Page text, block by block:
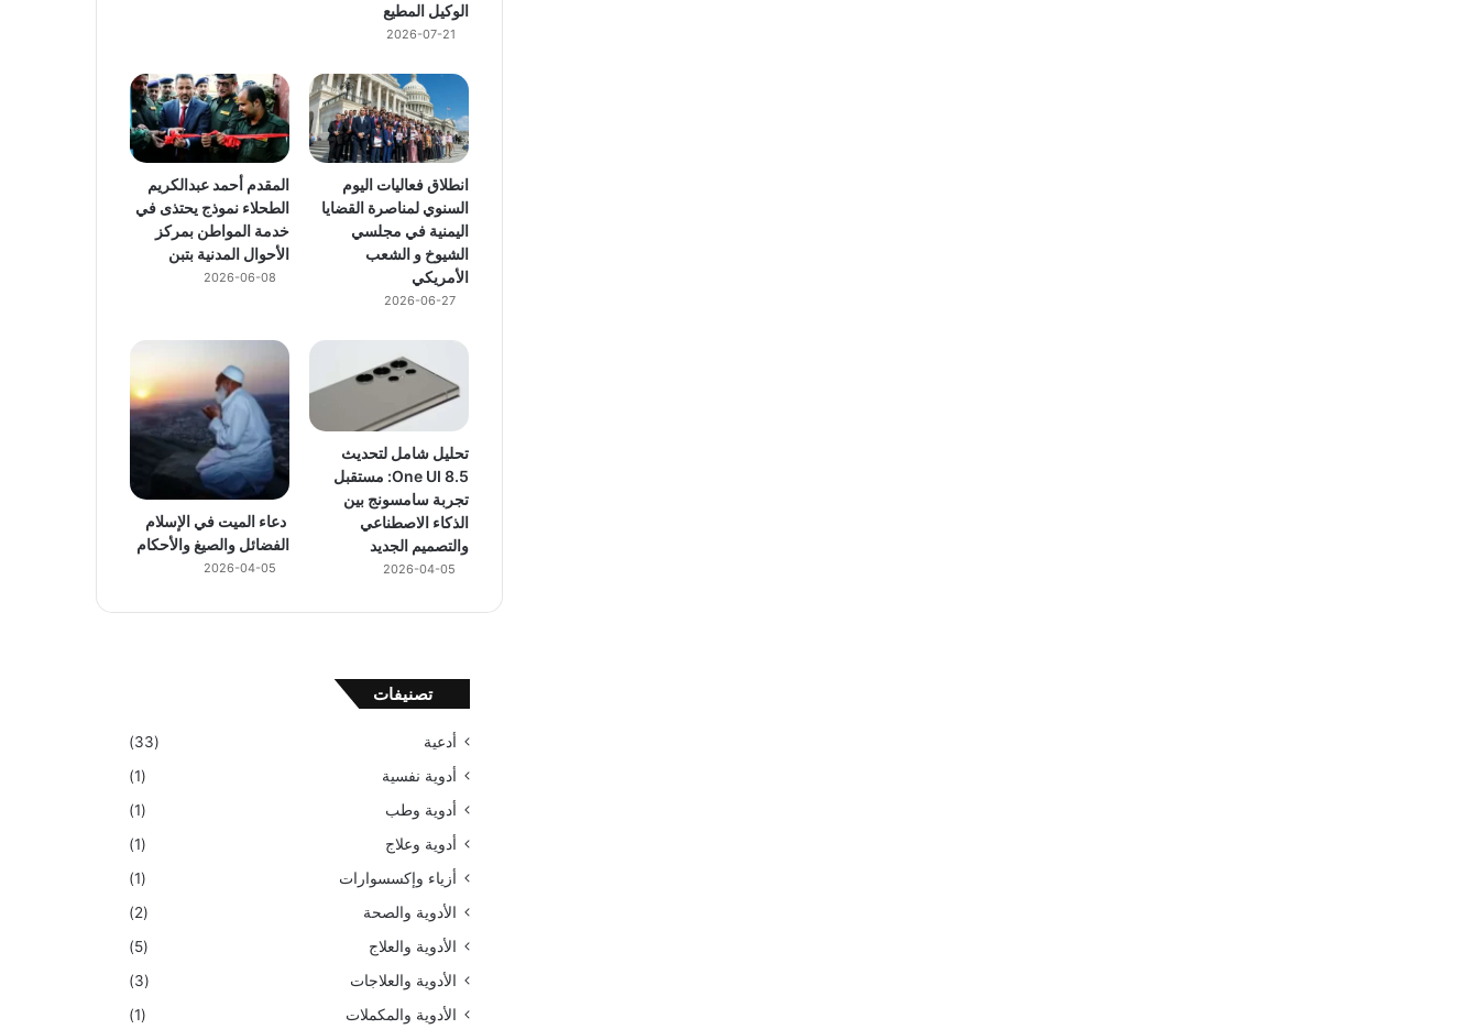
الوكيل المطيع
2026-07-21
انطلاق فعاليات اليوم
السنوي لمناصرة القضايا
اليمنية في مجلسي
الشيوخ و الشعب
الأمريكي
2026-06-27
المقدم أحمد عبدالكريم
الطحلاء نموذج يحتذى في
خدمة المواطن بمركز
الأحوال المدنية بتبن
2026-06-08
تحليل شامل لتحديث
One UI 8.5: مستقبل
تجربة سامسونج بين
الذكاء الاصطناعي
والتصميم الجديد
2026-04-05
دعاء الميت في الإسلام
الفضائل والصيغ والأحكام
2026-04-05
تصنيفات
أدعية
(33)
أدوية نفسية
(1)
أدوية وطب
(1)
أدوية وعلاج
(1)
أزياء وإكسسوارات
(1)
الأدوية والصحة
(2)
الأدوية والعلاج
(5)
الأدوية والعلاجات
(3)
الأدوية والمكملات
(1)